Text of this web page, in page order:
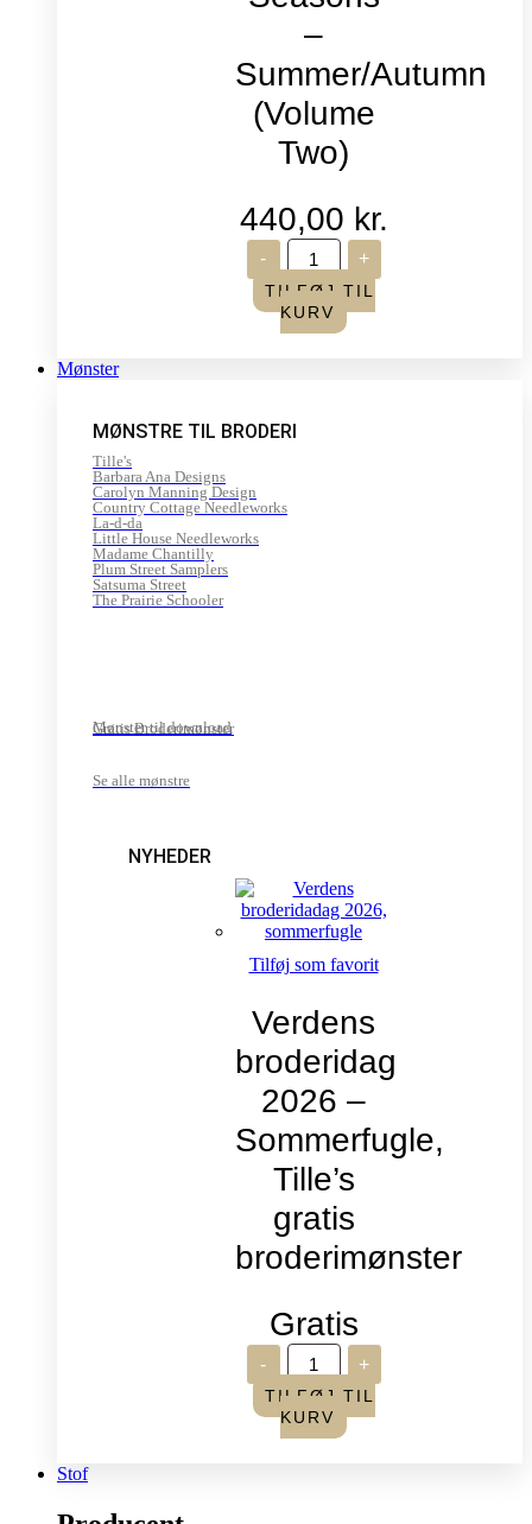
–
Summer/Autumn
(Volume
Two)
440,00 kr.
-
Life
in
Seasons
-
Summer/Autumn
+
TILFØJ TIL
KURV
Mønster
MØNSTRE TIL BRODERI
Tille's
Barbara Ana Designs
Carolyn Manning Design
Country Cottage Needleworks
La-d-da
Little House Needleworks
Madame Chantilly
Plum Street Samplers
Satsuma Street
The Prairie Schooler
Mønster til download
Gratis Broderimønster
Se alle mønstre
NYHEDER
Tilføj som favorit
Verdens
broderidag
2026 –
Sommerfugle,
Tille’s
gratis
broderimønster
Gratis
-
Verdens
broderidag
2026
-
Sommerfugle,
+
TILFØJ TIL
KURV
Stof